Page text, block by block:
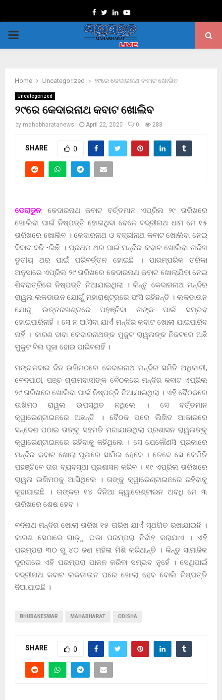
Facebook
TwitterLinkedinYoutube
PRIMARY
Home Uncategorized ୨୯ରେ କେଦାରନାଥ କବାଟ ଖୋଲିବ
Uncategorized
୨୯ରେ କେଦାରନାଥ କବାଟ ଖୋଲିବ
by mahabharatanews April 22, 2020 0 288
SHARE 0
ଡେରାଡୁନ: କେଦାରନାଥ କବାଟ ବର୍ତ୍ତମାନ ଏପ୍ରିଲ ୨୯ ତାରିଖରେ
ଖୋଲିବା ପାଇଁ ନିଷ୍ପତ୍ତି ହୋଇଥିବା ବେଳେ ବଦ୍ରୀନାଥ ଧାମ ମେ ୧୫
ତାରିଖରେ ଖୋଲିବ । କେଦାରନାଥ ଓ ବଦ୍ରୀନାଥ କବାଟ ଖୋଲିବା ନେଇ
ବିବାଦ ବଢି •ଲିଛି । ପ୍ରଥମ ଥର ପାଇଁ ମନ୍ଦିର କବାଟ ଖୋଲିବା ତାରିଖ
ତୃତୀୟ ଥର ପାଇଁ ପରିବର୍ତ୍ତନ ହୋଇଛି । ପାରମ୍ପରିକ ତରିକା
ଅନୁସାରେ ଏପ୍ରିଲ ୨୯ ତାରିଖରେ କେଦାରନାଥ କବାଟ ଖୋଲାଯିବା ନେଇ
ଶିବରାତ୍ରିରେ ନିଷ୍ପତ୍ତି ନିଆଯାଇଥିଲା । କିନ୍ତୁ କେଦାରନାଥ ମନ୍ଦିର
ରାୱଲ ଲକଡାଉନ ଯୋଗୁଁ ମହାରାଷ୍ଟ୍ରରେ ଫସି ରହିଛନ୍ତି । ଲକଡାଉନ
ଯୋଗୁ ଉତ୍ତରଖଣ୍ଡରେ ପହଞ୍ଚିବା ତାଙ୍କ ପାଇଁ ସମ୍ଭବ
ହୋଇପାରିନାହିଁ । ସେ ନ ଆସିବା ଯାଏଁ ମନ୍ଦିର କବାଟ ଖୋଲା ଯାଇପାରିବ
ନାହିଁ । କାରଣ ବାବା କେଦାରନାଥଙ୍କ ମୁକୁଟ ରାୱଲଙ୍କ ନିକଟରେ ଅଛି
ମୁକୁଟ ବିନା ପୂଜା ହୋଇ ପାରିବନାହିଁ ।
ମଙ୍ଗଳବାର ଦିନ ଉଖିମଠରେ କେଦାରନାଥ ମନ୍ଦିର ସମିତି ଅଧିକାରୀ,
ବେଦପାଠୀ, ପଞ୍ଚ ଗ୍ରାମବାସୀଙ୍କ ବୈଠକରେ ମନ୍ଦିର କବାଟ ଏପ୍ରିଲ
୨୯ ତାରିଖରେ ଖୋଲିବା ପାଇଁ ନିଷ୍ପତ୍ତି ନିଆଯାଇଥିଲା । ଏହି ବୈଠକରେ
ଉଖିମଠ ରାୱଲ ଉପସ୍ଥିତ ନଥିଲେ । ସେ ବର୍ତ୍ତମାନ
କ୍ୱାରେଣ୍ଟାଇନରେ ଅଛନ୍ତି । ବୈଠକ ପରେ ଲିଖିତ ଆକାରରେ
ସନ୍ଦେଶ ପଠାଇ ତାଙ୍କୁ ସହମତି ମଗାଯାଇଥିଲା ପ୍ରଶାସନ ରାୱଲଙ୍କୁ
କ୍ୱାରେଣ୍ଟାଇନରେ ରହିବାକୁ କହିଥିଲେ । ସେ ଯେକୌଣସି ପ୍ରକାରେ
ମନ୍ଦିର କବାଟ ଖୋଲା ପୂଜାରେ ସାମିଲ ହେବେ । ତେବେ ସେ କେମିତି
ପହଞ୍ଚିବେ ତାର ବ୍ୟବସ୍ଥା ପ୍ରଶାସନ କରିବ । ୧୯ ଏପ୍ରିଲ ତାରିଖରେ
ରାୱଲ ଉଖିମଠକୁ ଆସିଥିଲେ । ତାଙ୍କୁ କ୍ୱାରେଣ୍ଟାଇନରେ ରହିବାକୁ
କୁହାଯାଇଛି । ତାଙ୍କର ୧୪ ଦିନିଆ କ୍ୱାରେଣ୍ଟାଇନ ଅବଧି ମେ ୩
ତାରିଖରେ ଶେଷ ହେବ ।
ବଦିନାଥ ମନ୍ଦିର ଖୋଲା ତାରିଖ ୧୫ ତାରିଖ ଯାଏଁ ସ୍ଥଗିତ ରଖାଯାଇଛି ।
କାରଣ ସେଠାରେ ଗାଡ଼ୁ ଘଡା ପରମ୍ପରା ନିର୍ବାହ କରାଯାଏ । ଏହି
ପରମ୍ପରା ୩୦ ରୁ ୪୦ ଜଣ ମହିଳା ମିଶି କରିଥାନ୍ତି । କିନ୍ତୁ ସାମାଜିକ
ଦୂରତାରେ ଏହି ପରମ୍ପରା ପାଳନ କରିବା ସମ୍ଭବ ନୁହେଁ । ସେଥିପାଇଁ
ବଦ୍ରୀନାଥ କବାଟ ଲକଡାଉନ ପରେ ଖୋଲା ହେବ ବୋଲି ନିଷ୍ପତ୍ତି
ନିଆଯାଇଛି ।
BHUBANESWAR MAHABHARAT ODISHA
SHARE 0